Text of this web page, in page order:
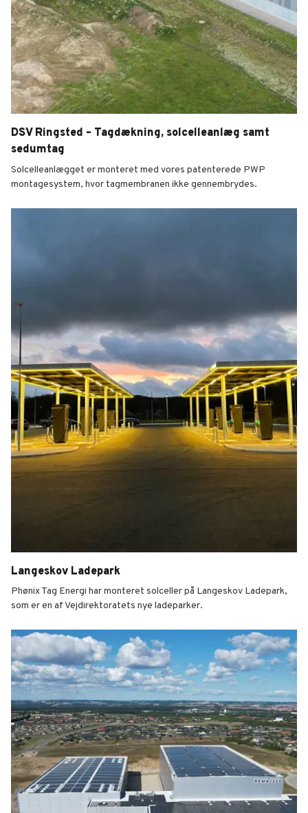
DSV Ringsted – Tagdækning, solcelleanlæg samt
sedumtag
Solcelleanlægget er monteret med vores patenterede PWP
montagesystem, hvor tagmembranen ikke gennembrydes.
DSV Ringsted – Tagdækning, solcelleanlæg samt
Langeskov Ladepark
Phønix Tag Energi har monteret solceller på Langeskov Ladepark,
som er en af Vejdirektoratets nye ladeparker.
Langeskov Ladepark